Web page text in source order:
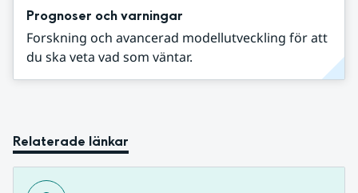
Prognoser och varningar
Forskning och avancerad modellutveckling för att
du ska veta vad som väntar.
Relaterade länkar